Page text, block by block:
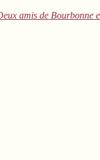
amis de Bourbonne